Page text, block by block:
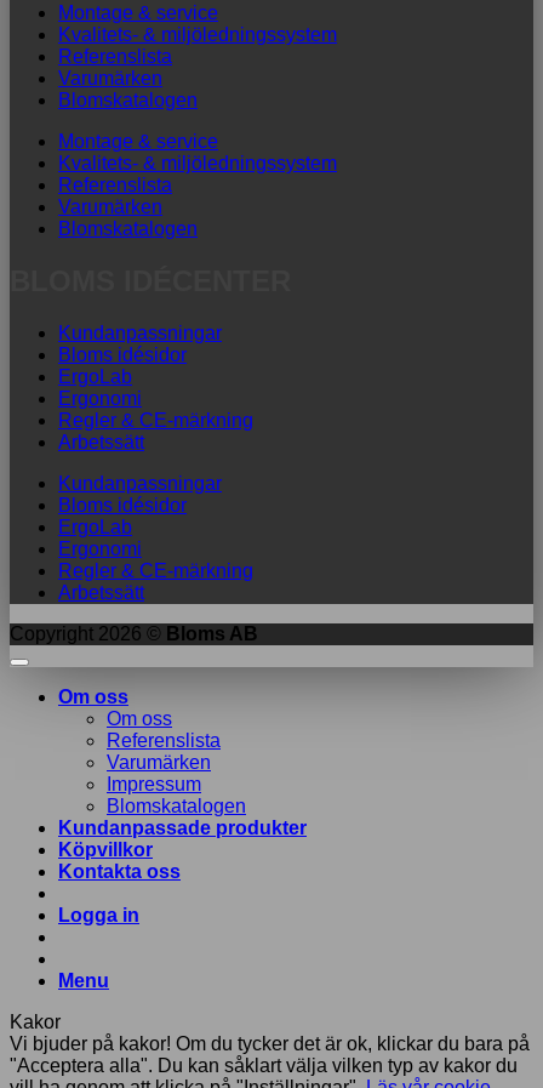
Montage & service
Kvalitets- & miljöledningssystem
Referenslista
Varumärken
Blomskatalogen
Montage & service
Kvalitets- & miljöledningssystem
Referenslista
Varumärken
Blomskatalogen
Kundanpassningar
Bloms idésidor
ErgoLab
Ergonomi
Regler & CE-märkning
Arbetssätt
Kundanpassningar
Bloms idésidor
ErgoLab
Ergonomi
Regler & CE-märkning
Arbetssätt
Copyright 2026 © Bloms AB
Om oss
Om oss
Referenslista
Varumärken
Impressum
Blomskatalogen
Kundanpassade produkter
Köpvillkor
Kontakta oss
Logga in
Menu
Kakor
Vi bjuder på kakor! Om du tycker det är ok, klickar du bara på
"Acceptera alla". Du kan såklart välja vilken typ av kakor du